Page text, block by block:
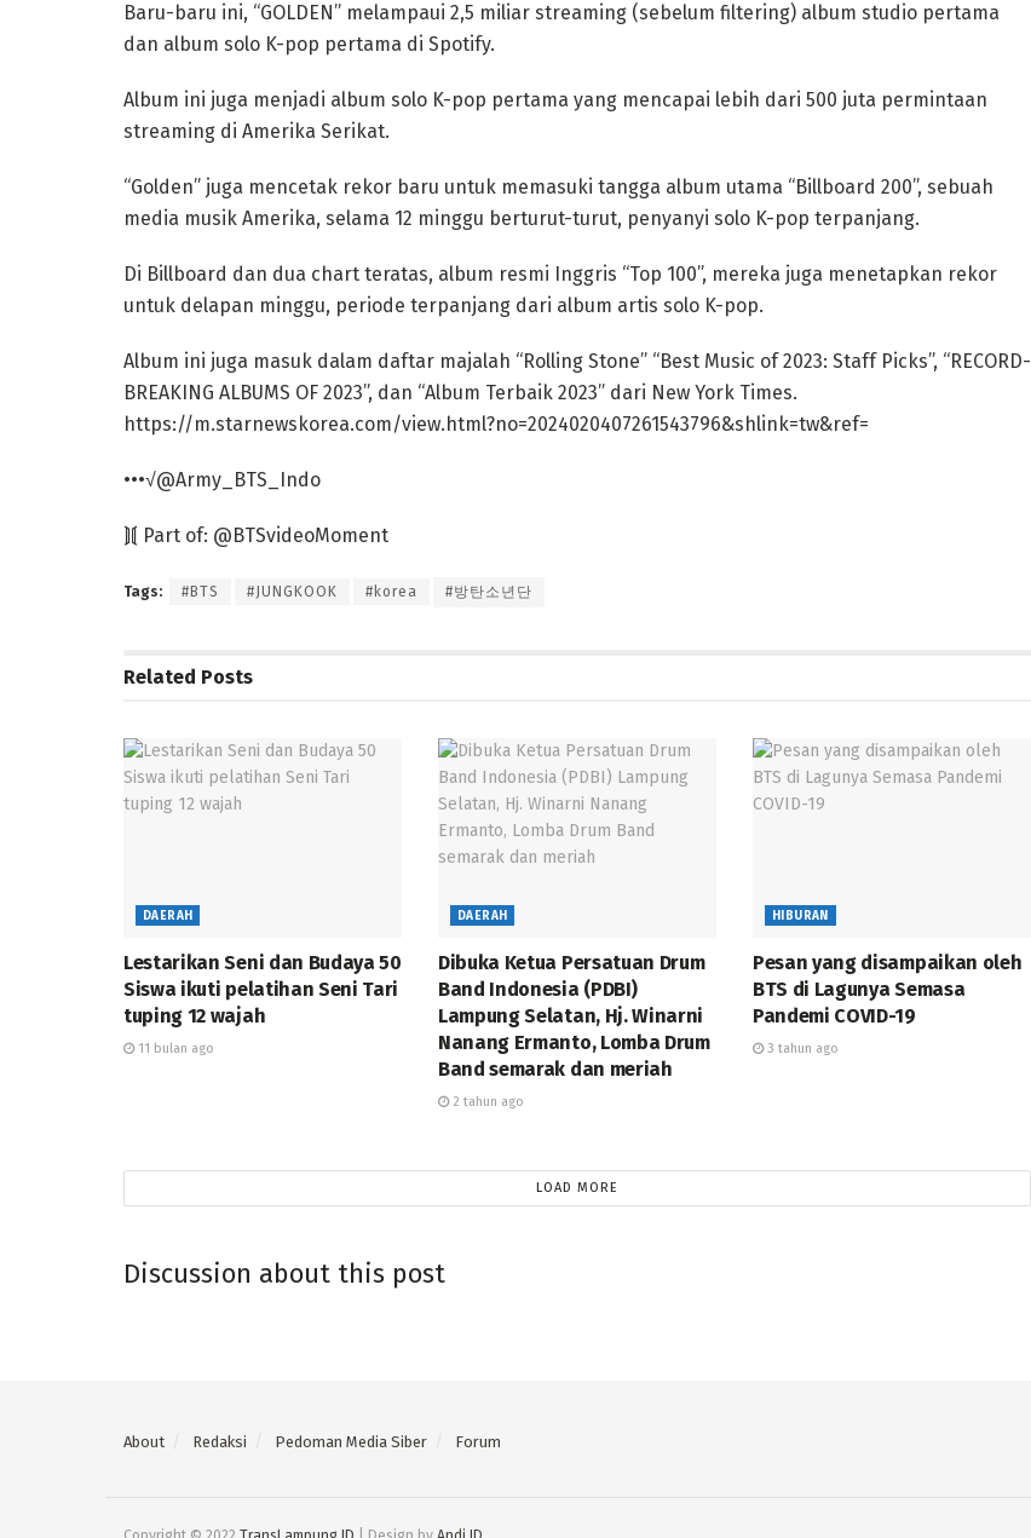
Baru-baru ini, “GOLDEN” melampaui 2,5 miliar streaming (sebelum filtering) album studio pertama
dan album solo K-pop pertama di Spotify.
Album ini juga menjadi album solo K-pop pertama yang mencapai lebih dari 500 juta permintaan
streaming di Amerika Serikat.
“Golden” juga mencetak rekor baru untuk memasuki tangga album utama “Billboard 200”, sebuah
media musik Amerika, selama 12 minggu berturut-turut, penyanyi solo K-pop terpanjang.
Di Billboard dan dua chart teratas, album resmi Inggris “Top 100”, mereka juga menetapkan rekor
untuk delapan minggu, periode terpanjang dari album artis solo K-pop.
Album ini juga masuk dalam daftar majalah “Rolling Stone” “Best Music of 2023: Staff Picks”, “RECORD-
BREAKING ALBUMS OF 2023”, dan “Album Terbaik 2023” dari New York Times.
https://m.starnewskorea.com/view.html?no=2024020407261543796&shlink=tw&ref=
•••√@Army_BTS_Indo
⟭⟬ Part of: @BTSvideoMoment
Tags: #BTS #JUNGKOOK #korea #방탄소년단
Related Posts
DAERAH
Lestarikan Seni dan Budaya 50
Siswa ikuti pelatihan Seni Tari
tuping 12 wajah
11 bulan ago
DAERAH
Dibuka Ketua Persatuan Drum
Band Indonesia (PDBI)
Lampung Selatan, Hj. Winarni
Nanang Ermanto, Lomba Drum
Band semarak dan meriah
2 tahun ago
HIBURAN
Pesan yang disampaikan oleh
BTS di Lagunya Semasa
Pandemi COVID-19
3 tahun ago
LOAD MORE
Discussion about this post
About Redaksi Pedoman Media Siber Forum